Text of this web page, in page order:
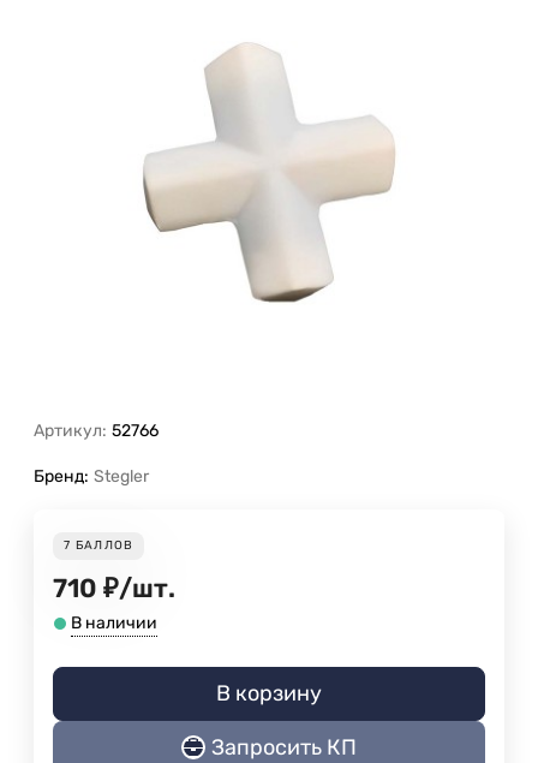
Артикул: 52766
Бренд: Stegler
7 БАЛЛОВ
710 ₽/шт.
В наличии
В корзину
Запросить КП